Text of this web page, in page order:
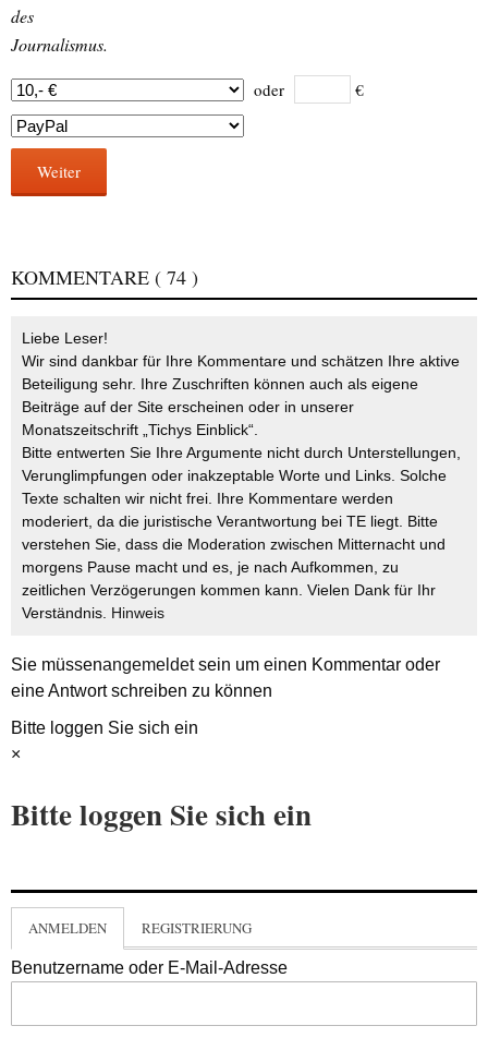
des
Journalismus.
oder €
Weiter
KOMMENTARE ( 74 )
Liebe Leser!
Wir sind dankbar für Ihre Kommentare und schätzen Ihre aktive
Beteiligung sehr. Ihre Zuschriften können auch als eigene
Beiträge auf der Site erscheinen oder in unserer
Monatszeitschrift „Tichys Einblick“.
Bitte entwerten Sie Ihre Argumente nicht durch Unterstellungen,
Verunglimpfungen oder inakzeptable Worte und Links. Solche
Texte schalten wir nicht frei. Ihre Kommentare werden
moderiert, da die juristische Verantwortung bei TE liegt. Bitte
verstehen Sie, dass die Moderation zwischen Mitternacht und
morgens Pause macht und es, je nach Aufkommen, zu
zeitlichen Verzögerungen kommen kann. Vielen Dank für Ihr
Verständnis. Hinweis
Sie müssenangemeldetsein um einen Kommentar oder
eine Antwort schreiben zu können
Bitte loggen Sie sich ein
×
Bitte loggen Sie sich ein
ANMELDEN REGISTRIERUNG
Benutzername oder E-Mail-Adresse